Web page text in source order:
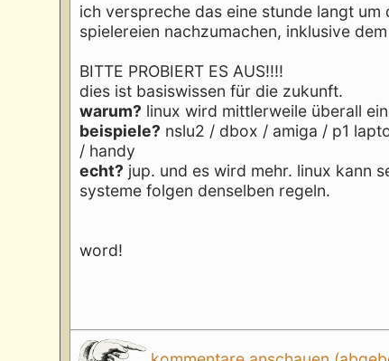
ich verspreche das eine stunde langt
spielereien nachzumachen, inklusive
BITTE PROBIERT ES AUS!!!!
dies ist basiswissen für die zukunft.
warum? linux wird mittlerweile überall
beispiele? nslu2 / dbox / amiga / p1
/ handy
echt? jup. und es wird mehr. linux kann
systeme folgen denselben regeln.
word!